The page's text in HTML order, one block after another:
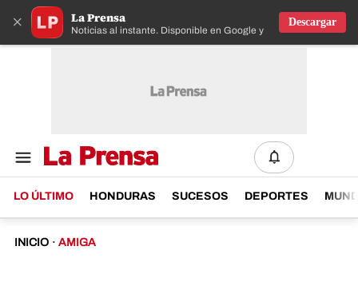
× La Prensa
Noticias al instante. Disponible en Google y IOS
Descargar
LO ÚLTIMO HONDURAS SUCESOS DEPORTES
INICIO · AMIGA